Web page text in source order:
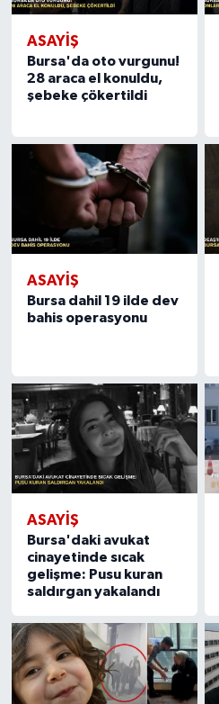
ASAYIŞ
Bursa'da oto vurgunu!
28 araca el konuldu,
şebeke çökertildi
ASAYIŞ
Bursa dahil 19 ilde dev
bahis operasyonu
ASAYIŞ
Bursa'daki avukat
cinayetinde sıcak
gelişme: Pusu kuran
saldırgan yakalandı